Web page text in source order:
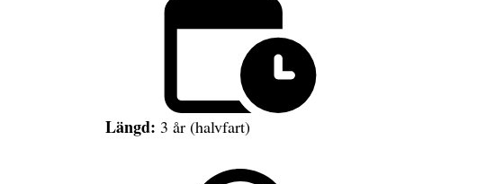
Längd: 3 år (halvfart)